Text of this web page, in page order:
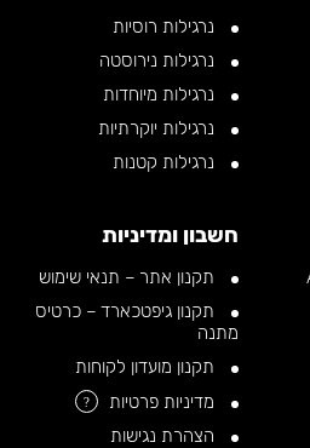
נרגילות רוסיות
נרגילות נירוסטה
נרגילות מיוחדות
נרגילות יוקרתיות
נרגילות קטנות
חשבון ומדיניות
תקנון אתר – תנאי שימוש
תקנון גיפטכארד – כרטיס
מתנה
תקנון מועדון לקוחות
מדיניות פרטיות
?
הצהרת נגישות